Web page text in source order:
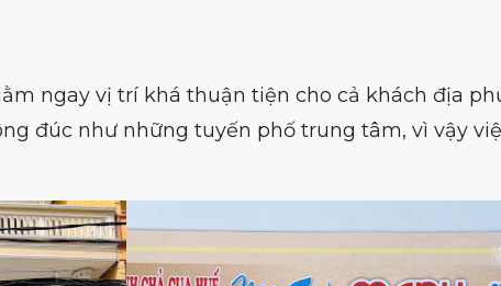
ngay vị trí khá thuận tiện cho cả khách địa
đúc như những tuyến phố trung tâm, vì vậy